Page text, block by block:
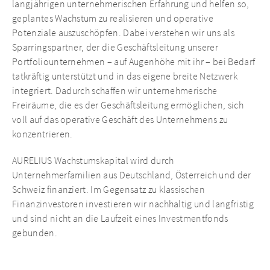
INVESTITIONEN
NEUIGKEITEN
langjährigen unternehmerischen Erfahrung und helfen so,
geplantes Wachstum zu realisieren und operative
Potenziale auszuschöpfen. Dabei verstehen wir uns als
Sparringspartner, der die Geschäftsleitung unserer
Portfoliounternehmen – auf Augenhöhe mit ihr – bei Bedarf
tatkräftig unterstützt und in das eigene breite Netzwerk
integriert. Dadurch schaffen wir unternehmerische
Freiräume, die es der Geschäftsleitung ermöglichen, sich
voll auf das operative Geschäft des Unternehmens zu
konzentrieren.
AURELIUS Wachstumskapital wird durch
Unternehmerfamilien aus Deutschland, Österreich und der
Schweiz finanziert. Im Gegensatz zu klassischen
Finanzinvestoren investieren wir nachhaltig und langfristig
und sind nicht an die Laufzeit eines Investmentfonds
gebunden.